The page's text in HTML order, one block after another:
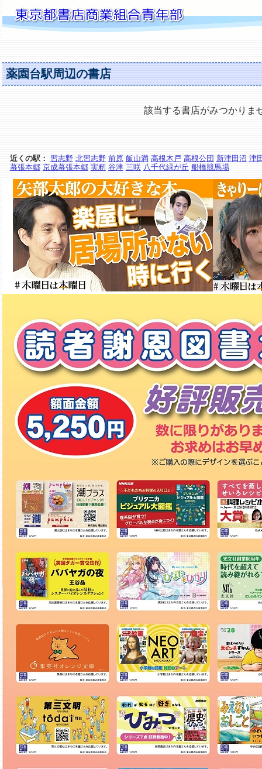
薬園台駅周辺の書店
該当する書店がみつかりま
近くの駅： 習志野 北習志野 前原 飯山満 高根木戸 高根公団 新津田沼 津
幕張本郷 京成幕張本郷 実籾 谷津 三咲 八千代緑が丘 船橋競馬場